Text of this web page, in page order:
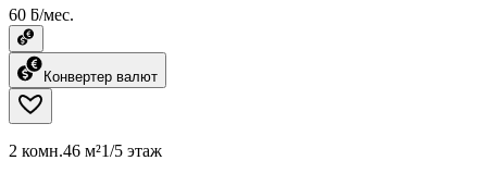
60 ƃ/мес.
Конвертер валют
2 комн.46 м²1/5 этаж